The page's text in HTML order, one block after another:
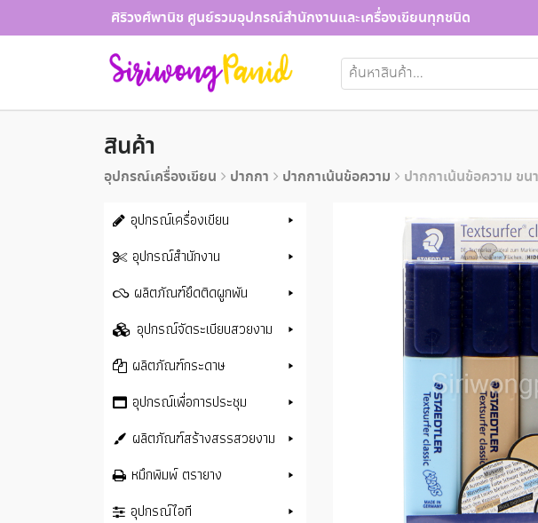
to
ศิริวงศ์พานิช ศูนย์รวมอุปกรณ์สำนักงานและเครื่องเขียนทุกชนิด
ค้นหา:
สินค้า
อุปกรณ์เครื่องเขียน ปากกา ปากกาเน้นข้อความ ปากกาเน้นข้อความ ขน
อุปกรณ์เครื่องเขียน
อุปกรณ์สำนักงาน
ผลิตภัณฑ์ยึดติดผูกพัน
อุปกรณ์จัดระเบียบสวยงาม
ผลิตภัณฑ์กระดาษ
อุปกรณ์เพื่อการประชุม
ผลิตภัณฑ์สร้างสรรสวยงาม
หมึกพิมพ์ ตรายาง
อุปกรณ์ไอที